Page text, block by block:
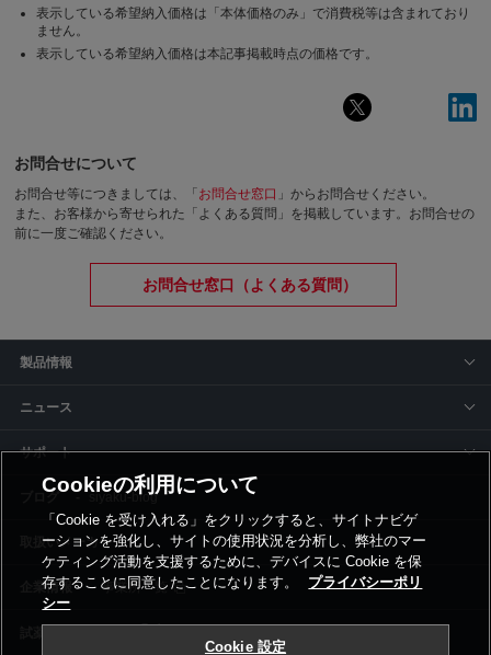
表示している希望納入価格は「本体価格のみ」で消費税等は含まれており
ません。
表示している希望納入価格は本記事掲載時点の価格です。
お問合せについて
お問合せ等につきましては、「 お問合せ窓口 」からお問合せください。
また、お客様から寄せられた「よくある質問」を掲載しています。お問合せの
前に一度ご確認ください。
お問合せ窓口（よくある質問）
製品情報
ニュース
サポート
siyaku-blog
取扱いメーカー
事業所一覧
Cookieの利用について
「Cookie を受け入れる」をクリックすると、サイトナビゲ
ーションを強化し、サイトの使用状況を分析し、弊社のマー
ケティング活動を支援するために、デバイスに Cookie を保
存することに同意したことになります。
プライバシーポリ
シー
Cookie 設定